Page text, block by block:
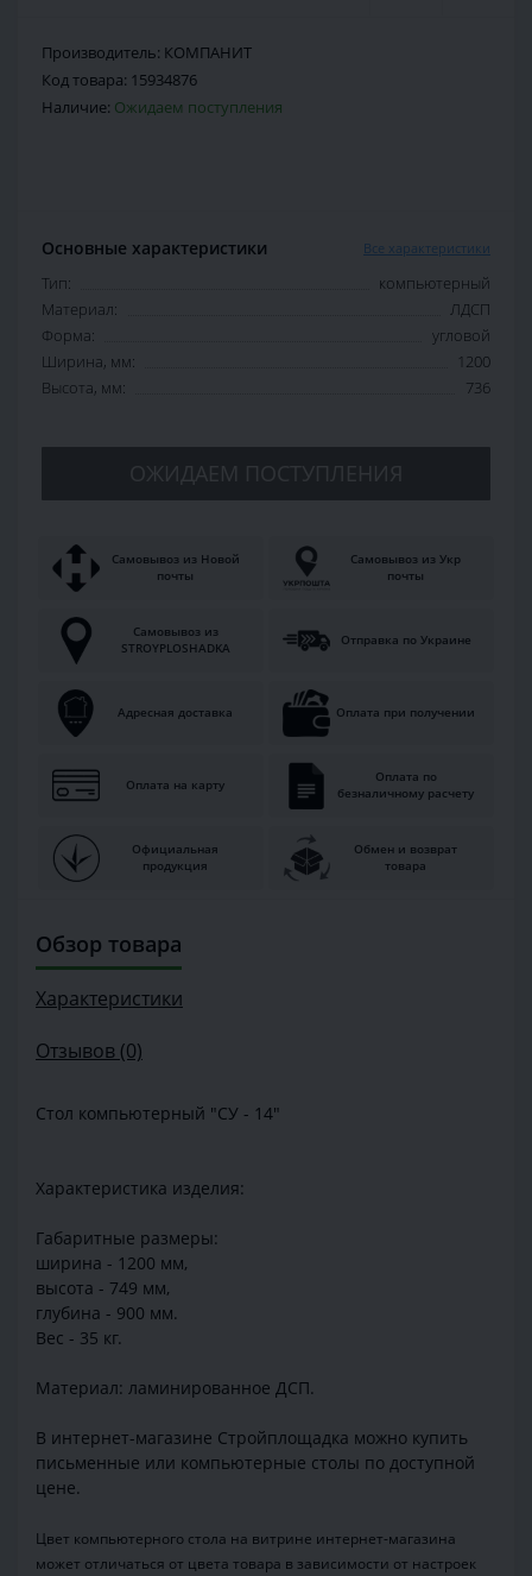
Производитель: КОМПАНИТ
Код товара: 15934876
Наличие: Ожидаем поступления
Основные характеристики Все характеристики
Тип:
компьютерный
Материал:
ЛДСП
Форма:
угловой
Ширина, мм:
1200
Высота, мм:
736
ОЖИДАЕМ ПОСТУПЛЕНИЯ
Самовывоз из Новой
почты
Самовывоз из Укр
почты
Самовывоз из
STROYPLOSHADKA
Отправка по Украине
Адресная доставка Оплата при получении
Оплата на карту
Оплата по
безналичному расчету
Официальная
продукция
Обмен и возврат
товара
Обзор товара
Характеристики
Отзывов (0)
Стол компьютерный "СУ - 14"
Характеристика изделия:
Габаритные размеры:
ширина - 1200 мм,
высота - 749 мм,
глубина - 900 мм.
Вес - 35 кг.
Материал: ламинированное ДСП.
В интернет-магазине Стройплощадка можно купить
письменные или компьютерные столы по доступной
цене.
Цвет компьютерного стола на витрине интернет-магазина
может отличаться от цвета товара в зависимости от настроек